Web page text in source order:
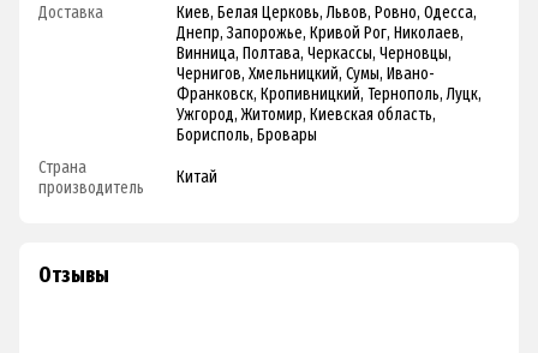
Доставка
Киев, Белая Церковь, Львов, Ровно, Одесса,
Днепр, Запорожье, Кривой Рог, Николаев,
Винница, Полтава, Черкассы, Черновцы,
Чернигов, Хмельницкий, Сумы, Ивано-
Франковск, Кропивницкий, Тернополь, Луцк,
Ужгород, Житомир, Киевская область,
Борисполь, Бровары
Страна
производитель
Китай
Отзывы